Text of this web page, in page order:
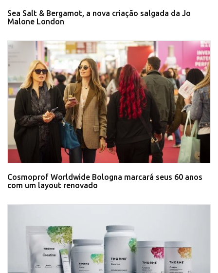
Sea Salt & Bergamot, a nova criação salgada da Jo
Malone London
Cosmoprof Worldwide Bologna marcará seus 60 anos
com um layout renovado